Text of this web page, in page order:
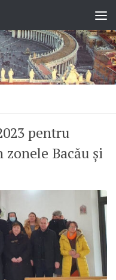
pentru
Bacău și